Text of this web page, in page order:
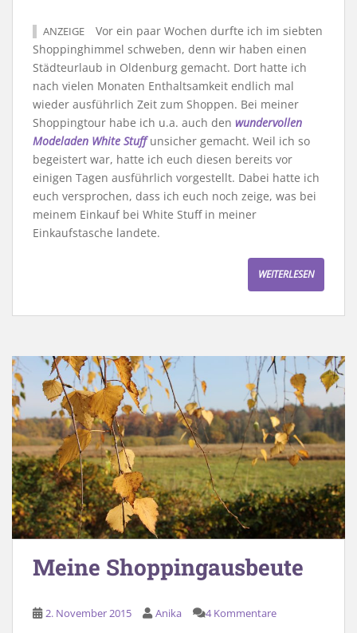
ANZEIGE
Vor ein paar Wochen durfte ich im siebten
Shoppinghimmel schweben, denn wir haben einen
Städteurlaub in Oldenburg gemacht. Dort hatte ich
nach vielen Monaten Enthaltsamkeit endlich mal
wieder ausführlich Zeit zum Shoppen. Bei meiner
Shoppingtour habe ich u.a. auch den wundervollen
Modeladen White Stuffunsicher gemacht. Weil ich so
begeistert war, hatte ich euch diesen bereits vor
einigen Tagen ausführlich vorgestellt. Dabei hatte ich
euch versprochen, dass ich euch noch zeige, was bei
meinem Einkauf bei White Stuff in meiner
Einkaufstasche landete.
WEITERLESEN
Meine Shoppingausbeute
2. November 2015 Anika 4 Kommentare